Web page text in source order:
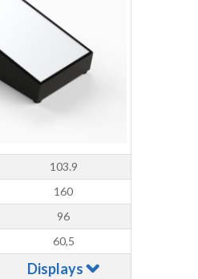
103.9
160
96
60,5
Displays